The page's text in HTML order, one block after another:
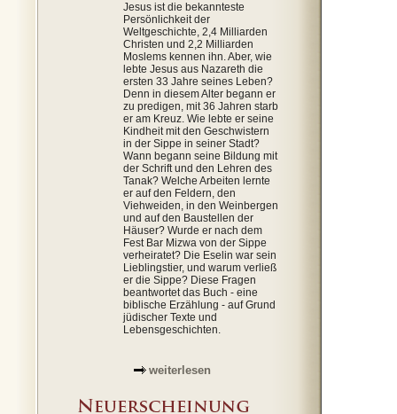
Jesus ist die bekannteste
Persönlichkeit der
Weltgeschichte, 2,4 Milliarden
Christen und 2,2 Milliarden
Moslems kennen ihn. Aber, wie
lebte Jesus aus Nazareth die
ersten 33 Jahre seines Leben?
Denn in diesem Alter begann er
zu predigen, mit 36 Jahren starb
er am Kreuz. Wie lebte er seine
Kindheit mit den Geschwistern
in der Sippe in seiner Stadt?
Wann begann seine Bildung mit
der Schrift und den Lehren des
Tanak? Welche Arbeiten lernte
er auf den Feldern, den
Viehweiden, in den Weinbergen
und auf den Baustellen der
Häuser? Wurde er nach dem
Fest Bar Mizwa von der Sippe
verheiratet? Die Eselin war sein
Lieblingstier, und warum verließ
er die Sippe? Diese Fragen
beantwortet das Buch - eine
biblische Erzählung - auf Grund
jüdischer Texte und
Lebensgeschichten.
weiterlesen